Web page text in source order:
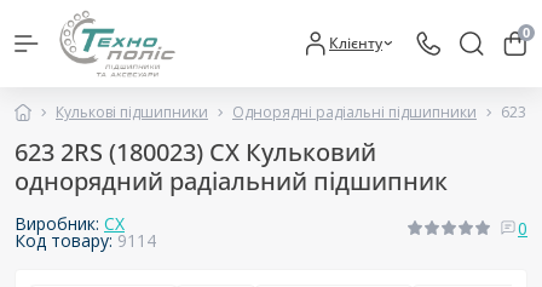
Клієнту 0
Кулькові підшипники Однорядні радіальні підшипники 623
623 2RS (180023) CX Кульковий
однорядний радіальний підшипник
Виробник: CX
Код товару:9114
0